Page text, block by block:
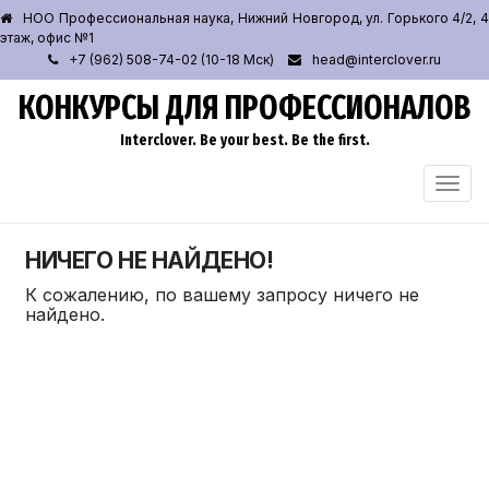
НОО Профессиональная наука, Нижний Новгород, ул. Горького 4/2, 4
этаж, офис №1
+7 (962) 508-74-02 (10-18 Мск)
head@interclover.ru
КОНКУРСЫ ДЛЯ ПРОФЕССИОНАЛОВ
Interclover. Be your best. Be the first.
НИЧЕГО НЕ НАЙДЕНО!
К сожалению, по вашему запросу ничего не
найдено.